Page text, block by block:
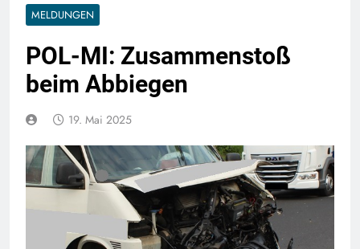
MELDUNGEN
POL-MI: Zusammenstoß
beim Abbiegen
19. Mai 2025